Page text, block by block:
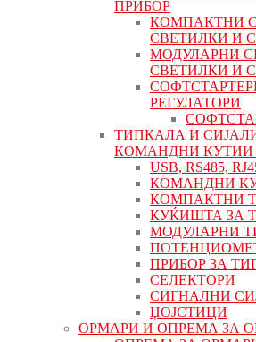
ПРИБОР
КОМПАКТНИ
СВЕТИЛКИ И
МОДУЛАРНИ
СВЕТИЛКИ И
РЕГУЛАТОРИ
ТИПКАЛА И
КОМАНДНИ КУТИИ
USB, RS485,
КОМАНДНИ
КОМПАКТНИ
КУЌИШТА ЗА
МОДУЛАРНИ
ПРИБОР ЗА
СЕЛЕКТОРИ
СИГНАЛНИ
ЏОЈСТИЦИ
ОРМАРИ И ОПРЕМА ЗА